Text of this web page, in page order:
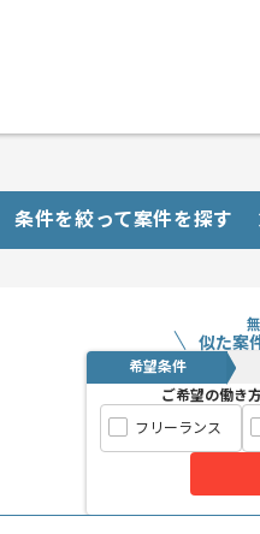
条件を絞って案件を探す
似た案
希望条件
ご希望の働き
フリーランス